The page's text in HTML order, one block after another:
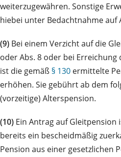
weiterzugewähren. Sonstige
hiebei unter Bedachtnahme auf
(9) Bei einem Verzicht auf die
oder Abs. 8 oder bei Erreichung
ist die gemäß § 130 ermittelte
erhöhen. Sie gebührt ab dem
(vorzeitige) Alterspension.
(10) Ein Antrag auf Gleitpension
bereits ein bescheidmäßig
Pension aus einer gesetzlichen